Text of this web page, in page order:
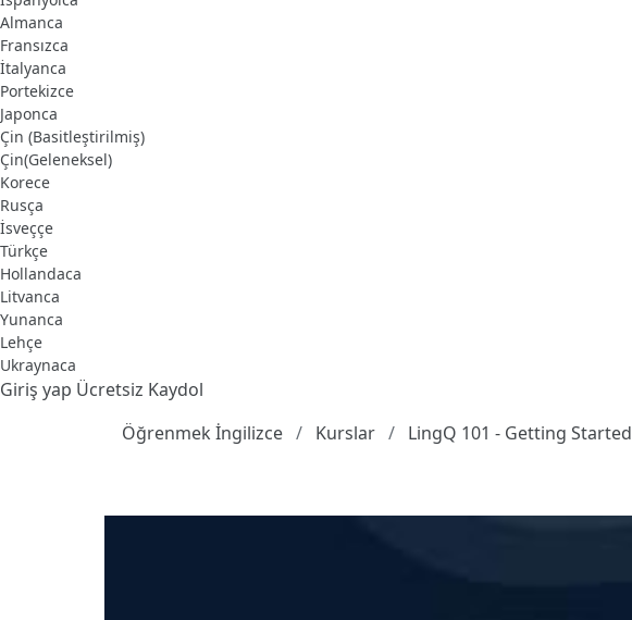
Almanca
Fransızca
İtalyanca
Portekizce
Japonca
Çin (Basitleştirilmiş)
Çin(Geleneksel)
Korece
Rusça
İsveççe
Türkçe
Hollandaca
Litvanca
Yunanca
Lehçe
Ukraynaca
Giriş yap Ücretsiz Kaydol
Öğrenmek İngilizce
Kurslar LingQ 101 - Getting Started